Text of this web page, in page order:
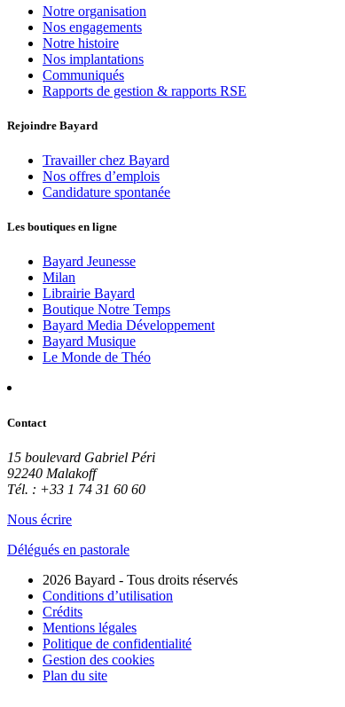
Notre organisation
Nos engagements
Notre histoire
Nos implantations
Communiqués
Rapports de gestion & rapports RSE
Rejoindre Bayard
Travailler chez Bayard
Nos offres d’emplois
Candidature spontanée
Les boutiques en ligne
Bayard Jeunesse
Milan
Librairie Bayard
Boutique Notre Temps
Bayard Media Développement
Bayard Musique
Le Monde de Théo
Contact
15 boulevard Gabriel Péri
92240 Malakoff
Tél. : +33 1 74 31 60 60
Nous écrire
Délégués en pastorale
2026 Bayard - Tous droits réservés
Conditions d’utilisation
Crédits
Mentions légales
Politique de confidentialité
Gestion des cookies
Plan du site